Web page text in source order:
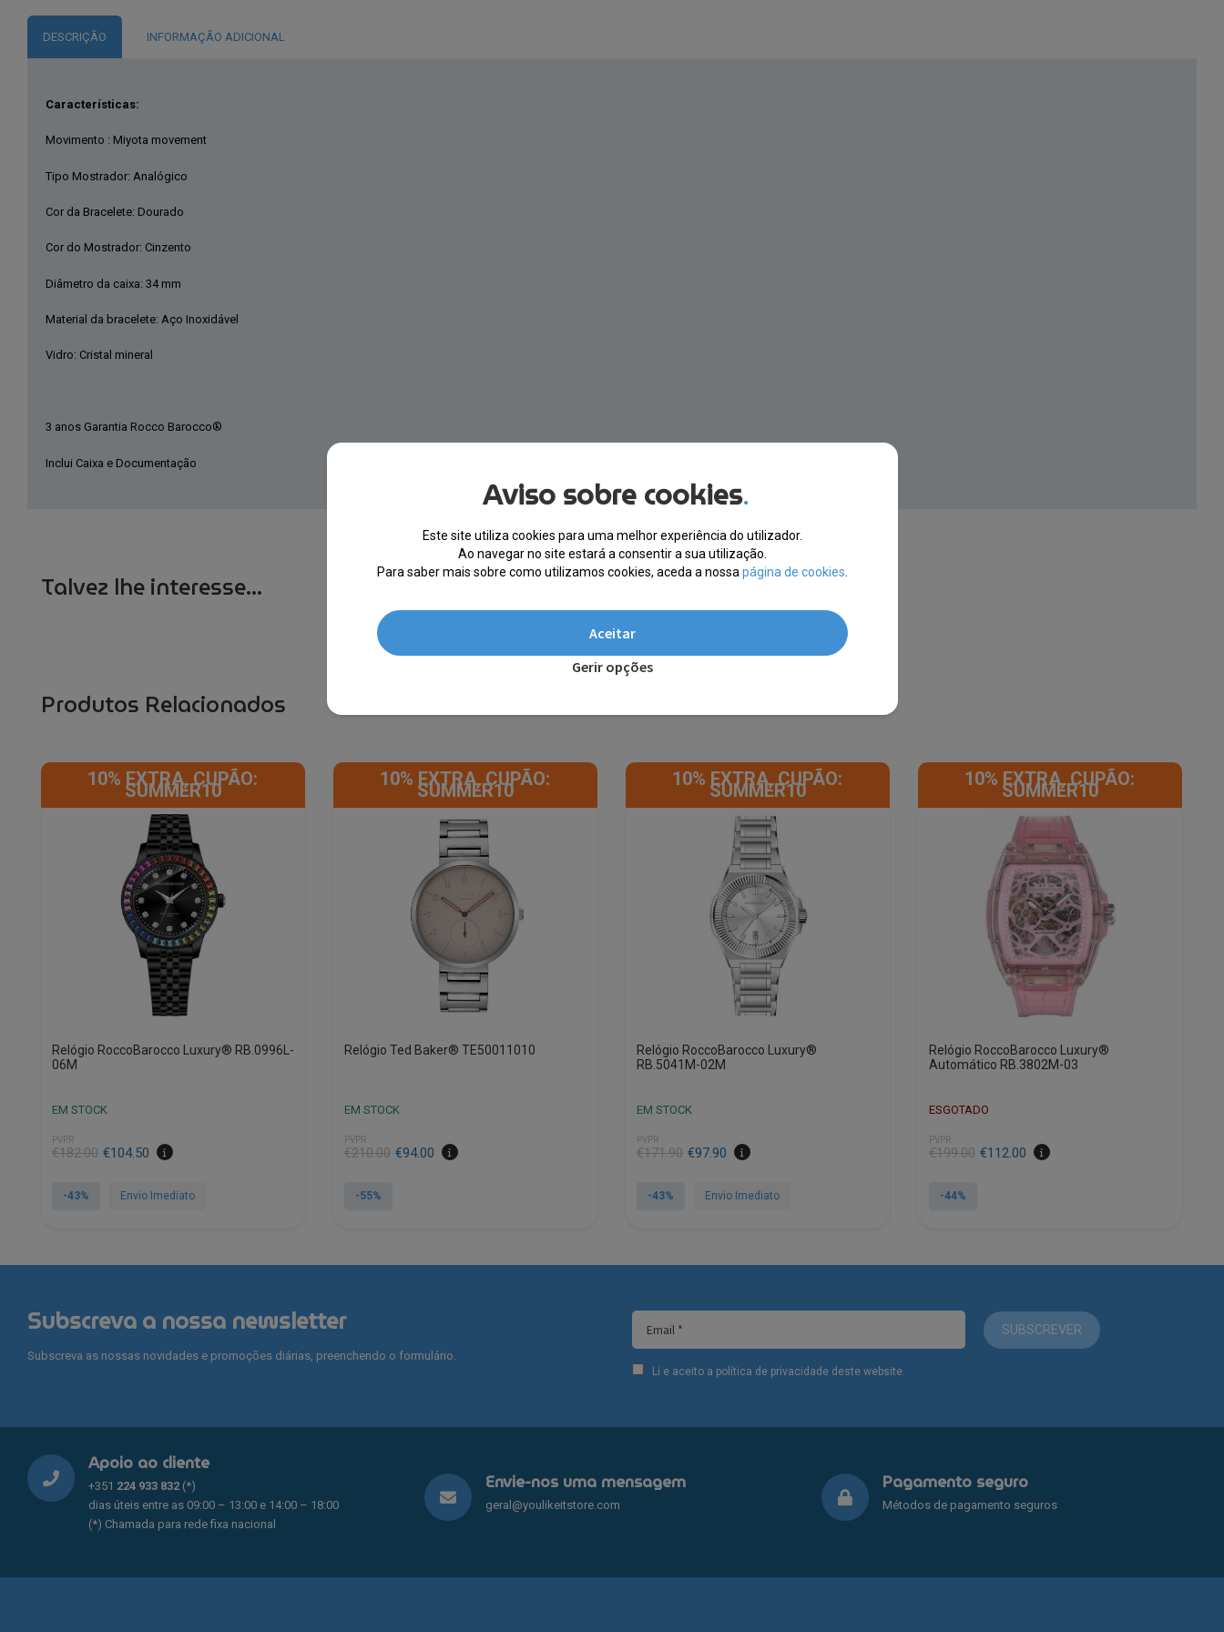
DESCRIÇÃO INFORMAÇÃO ADICIONAL
Características:
Movimento : Miyota movement
Tipo Mostrador: Analógico
Cor da Bracelete: Dourado
Cor do Mostrador: Cinzento
Diâmetro da caixa: 34 mm
Material da bracelete: Aço Inoxidável
Vidro: Cristal mineral
3 anos Garantia Rocco Barocco®
Inclui Caixa e Documentação
Talvez lhe interesse...
Produtos Relacionados
10% EXTRA, CUPÃO:
SUMMER10
Relógio RoccoBarocco Luxury® RB.0996L-
06M
EM STOCK
PVPR
€182.00
O
original
€104.50
O
atual
-43% Envio Imediato
10% EXTRA, CUPÃO:
SUMMER10
Relógio Ted Baker® TE50011010
EM STOCK
PVPR
€210.00
O
original
€94.00
O
atual
-55%
10% EXTRA, CUPÃO:
SUMMER10
Relógio RoccoBarocco Luxury®
RB.5041M-02M
EM STOCK
PVPR
€171.90
O
original
€97.90
O
atual
-43% Envio Imediato
10% EXTRA, CUPÃO:
SUMMER10
Relógio RoccoBarocco Luxury®
Automático RB.3802M-03
ESGOTADO
PVPR
€199.00
O
original
€112.00
O
atual
-44%
Aviso sobre cookies.
Este site utiliza cookies para uma melhor experiência do utilizador.
Ao navegar no site estará a consentir a sua utilização.
Para saber mais sobre como utilizamos cookies, aceda a nossa página de cookies
Aceitar
Gerir opções
Subscreva a nossa newsletter
Subscreva as nossas novidades e promoções diárias, preenchendo o formulário.
SUBSCREVER
Li e aceito a política de privacidade deste website.
Apoio ao cliente
+351 224 933 832 (*)
dias úteis entre as 09:00 – 13:00 e 14:00 – 18:00
(*) Chamada para rede fixa nacional
Envie-nos uma mensagem
geral@youlikeitstore.com
Pagamento seguro
Métodos de pagamento seguros